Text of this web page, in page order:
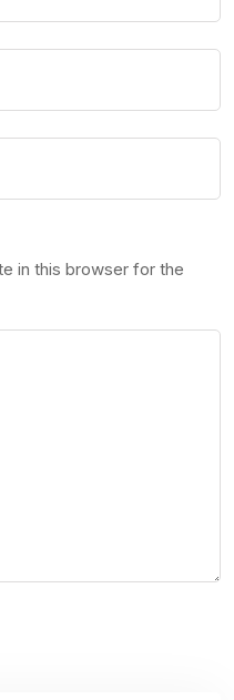
in this browser for the